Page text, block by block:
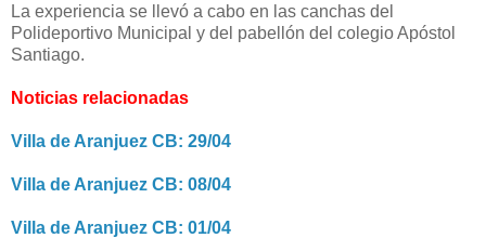
La experiencia se llevó a cabo en las canchas del
Polideportivo Municipal y del pabellón del colegio Apóstol
Santiago.
Noticias relacionadas
Villa de Aranjuez CB: 29/04
Villa de Aranjuez CB: 08/04
Villa de Aranjuez CB: 01/04